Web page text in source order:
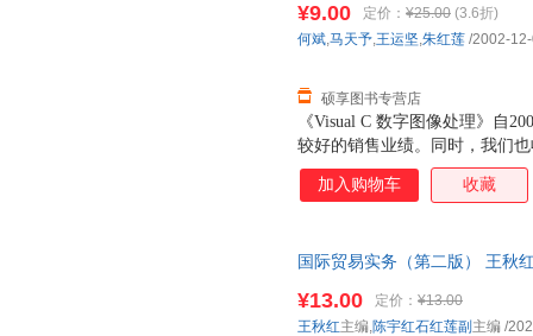
《Visual C 数字图像处理》自
较好的销售业绩。同时，我们
意见和建议。经过一段时期的
息，决定将本书进行补充修订
¥9.00 定价： ¥25.00 (3.6折)
硕享图书专营店
何斌,马天予,王运坚,朱红莲 /2002-
加入购物车 收藏
国际贸易实务（第二版） 王秋
¥13.00 定价： ¥13.00
王秋红主编,陈宇红石红莲副 主编 /